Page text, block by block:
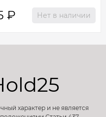
₽ Нет в наличии
характер и не является